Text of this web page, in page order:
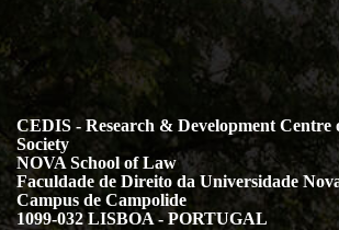
CEDIS - Research & Development Centre
Society
NOVA School of Law
Faculdade de Direito da Universidade
Campus de Campolide
1099-032 LISBOA - PORTUGAL